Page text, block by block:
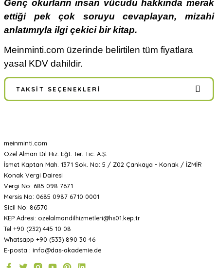
Genç okurların insan vücudu hakkında merak
ettiği pek çok soruyu cevaplayan, mizahi
anlatımıyla ilgi çekici bir kitap.
Meinminti.com üzerinde belirtilen tüm fiyatlara
yasal KDV dahildir.
TAKSIT SEÇENEKLERI
meinminti.com
Özel Alman Dil Hiz. Eğt. Ter. Tic. A.Ş.
İsmet Kaptan Mah. 1371 Sok. No: 5 / Z02 Çankaya - Konak / İZMİR
Konak Vergi Dairesi
Vergi No: 685 098 7671
Mersis No: 0685 0987 6710 0001
Sicil No: 86570
KEP Adresi: ozelalmandilhizmetleri@hs01.kep.tr
Tel +90 (232) 445 10 08
Whatsapp +90 (533) 890 30 46
E-posta : info@das-akademie.de